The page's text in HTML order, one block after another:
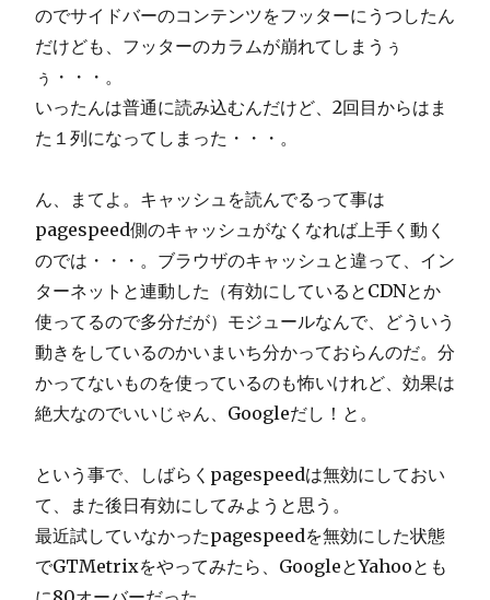
のでサイドバーのコンテンツをフッターにうつしたん
だけども、フッターのカラムが崩れてしまうぅ
ぅ・・・。
いったんは普通に読み込むんだけど、2回目からはま
た１列になってしまった・・・。
ん、まてよ。キャッシュを読んでるって事は
pagespeed側のキャッシュがなくなれば上手く動く
のでは・・・。ブラウザのキャッシュと違って、イン
ターネットと連動した（有効にしているとCDNとか
使ってるので多分だが）モジュールなんで、どういう
動きをしているのかいまいち分かっておらんのだ。分
かってないものを使っているのも怖いけれど、効果は
絶大なのでいいじゃん、Googleだし！と。
という事で、しばらくpagespeedは無効にしておい
て、また後日有効にしてみようと思う。
最近試していなかったpagespeedを無効にした状態
でGTMetrixをやってみたら、GoogleとYahooとも